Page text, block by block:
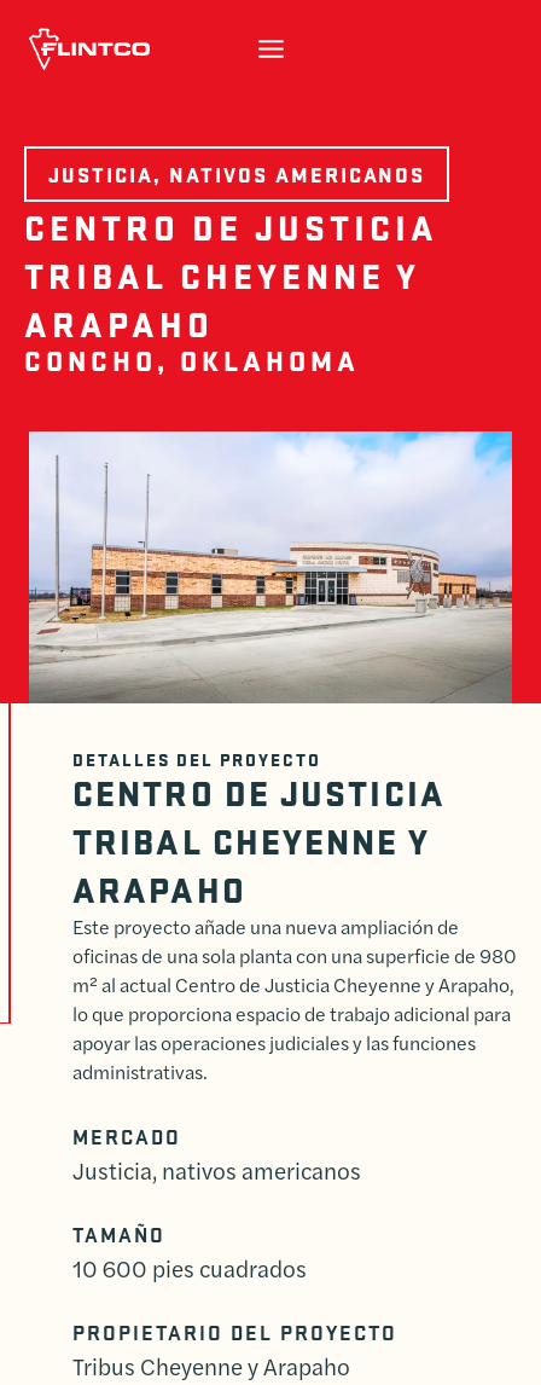
JUSTICIA, NATIVOS AMERICANOS
CENTRO DE JUSTICIA
TRIBAL CHEYENNE Y
ARAPAHO
CONCHO, OKLAHOMA
DETALLES DEL PROYECTO
CENTRO DE JUSTICIA
TRIBAL CHEYENNE Y
ARAPAHO
Este proyecto añade una nueva ampliación de
oficinas de una sola planta con una superficie de 980
m² al actual Centro de Justicia Cheyenne y Arapaho,
lo que proporciona espacio de trabajo adicional para
apoyar las operaciones judiciales y las funciones
administrativas.
MERCADO
Justicia, nativos americanos
TAMAÑO
10 600 pies cuadrados
PROPIETARIO DEL PROYECTO
Tribus Cheyenne y Arapaho